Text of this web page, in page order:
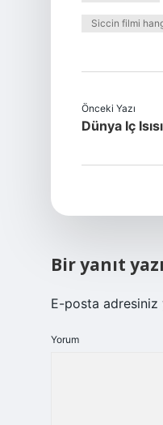
Siccin filmi
Önceki Yazı
Dünya Iç
Bir yanıt
E-posta adresiniz
Yorum